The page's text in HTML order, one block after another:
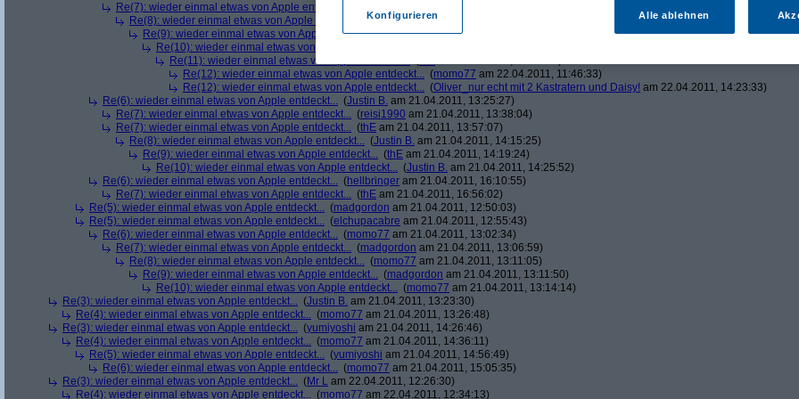
Re(7): wieder einmal etwas von Apple entdeckt...
Re(8): wieder einmal etwas von Apple entdeckt...
(momo77am 21.04.2011, 14:51:30)
Re(9): wieder einmal etwas von Apple entdeckt...(thEam 21.04.2011, 16:03:12)
Re(10): wieder einmal etwas von Apple entdeckt...
Re(11): wieder einmal etwas von Apple entdeckt...
Re(12): wieder einmal etwas von Apple entdeckt... (momo77 am 22.04.2011, 11:46:33)
Re(12): wieder einmal etwas von Apple entdeckt... (Oliver_nur echt mit 2 Kastratern und Daisy! am 22.04.2011, 14:23:33)
Re(6): wieder einmal etwas von Apple entdeckt... (Justin B. am 21.04.2011, 13:25:27)
Re(7): wieder einmal etwas von Apple entdeckt... (reisi1990 am 21.04.2011, 13:38:04)
Re(7): wieder einmal etwas von Apple entdeckt... (thE am 21.04.2011, 13:57:07)
Re(8): wieder einmal etwas von Apple entdeckt... (Justin B. am 21.04.2011, 14:15:25)
Re(9): wieder einmal etwas von Apple entdeckt... (thE am 21.04.2011, 14:19:24)
Re(10): wieder einmal etwas von Apple entdeckt... (Justin B. am 21.04.2011, 14:25:52)
Re(6): wieder einmal etwas von Apple entdeckt... (hellbringer am 21.04.2011, 16:10:55)
Re(7): wieder einmal etwas von Apple entdeckt... (thE am 21.04.2011, 16:56:02)
Re(5): wieder einmal etwas von Apple entdeckt... (madgordon am 21.04.2011, 12:50:03)
Re(5): wieder einmal etwas von Apple entdeckt... (elchupacabre am 21.04.2011, 12:55:43)
Re(6): wieder einmal etwas von Apple entdeckt... (momo77 am 21.04.2011, 13:02:34)
Re(7): wieder einmal etwas von Apple entdeckt... (madgordon am 21.04.2011, 13:06:59)
Re(8): wieder einmal etwas von Apple entdeckt... (momo77 am 21.04.2011, 13:11:05)
Re(9): wieder einmal etwas von Apple entdeckt... (madgordon am 21.04.2011, 13:11:50)
Re(10): wieder einmal etwas von Apple entdeckt... (momo77 am 21.04.2011, 13:14:14)
Re(3): wieder einmal etwas von Apple entdeckt... (Justin B. am 21.04.2011, 13:23:30)
Re(4): wieder einmal etwas von Apple entdeckt... (momo77 am 21.04.2011, 13:26:48)
Re(3): wieder einmal etwas von Apple entdeckt... (yumiyoshi am 21.04.2011, 14:26:46)
Re(4): wieder einmal etwas von Apple entdeckt... (momo77 am 21.04.2011, 14:36:11)
Re(5): wieder einmal etwas von Apple entdeckt... (yumiyoshi am 21.04.2011, 14:56:49)
Re(6): wieder einmal etwas von Apple entdeckt... (momo77 am 21.04.2011, 15:05:35)
Re(3): wieder einmal etwas von Apple entdeckt... (Mr L am 22.04.2011, 12:26:30)
Re(4): wieder einmal etwas von Apple entdeckt... (momo77 am 22.04.2011, 12:34:13)
Konfigurieren Alle ablehnen